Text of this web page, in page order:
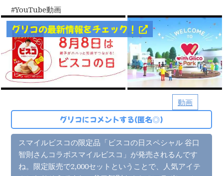
動画
YouTube動画
グリコの最新情報をチェック！
グリコにコメントする(匿名◎)
スマイルビスコの限定品「ビスコの日スペシャル 谷口
智則さんコラボスマイルビスコ」が発売されるんです
ね。限定販売で2,000セットということで、人気アイテ